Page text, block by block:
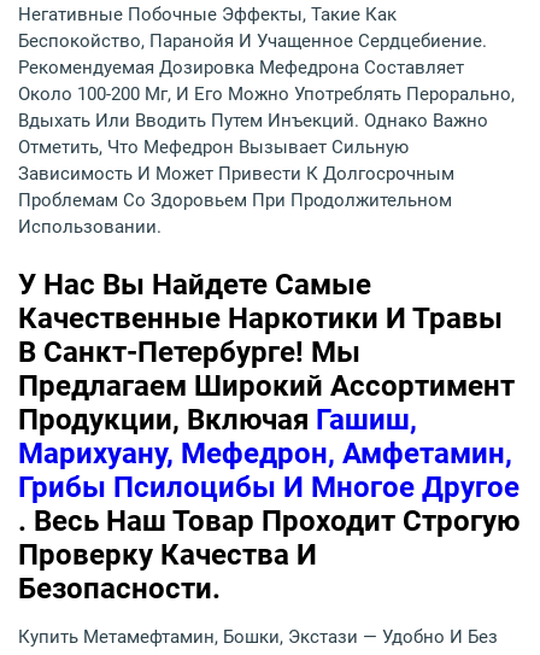
Негативные Побочные Эффекты, Такие Как
Беспокойство, Паранойя И Учащенное Сердцебиение.
Рекомендуемая Дозировка Мефедрона Составляет
Около 100-200 Мг, И Его Можно Употреблять Перорально,
Вдыхать Или Вводить Путем Инъекций. Однако Важно
Отметить, Что Мефедрон Вызывает Сильную
Зависимость И Может Привести К Долгосрочным
Проблемам Со Здоровьем При Продолжительном
Использовании.
У Нас Вы Найдете Самые
Качественные Наркотики И Травы
В Санкт-Петербурге! Мы
Предлагаем Широкий Ассортимент
Продукции, Включая Гашиш,
Марихуану, Мефедрон, Амфетамин,
Грибы Псилоцибы И Многое Другое
. Весь Наш Товар Проходит Строгую
Проверку Качества И
Безопасности.
Купить Метамефтамин, Бошки, Экстази — Удобно И Без